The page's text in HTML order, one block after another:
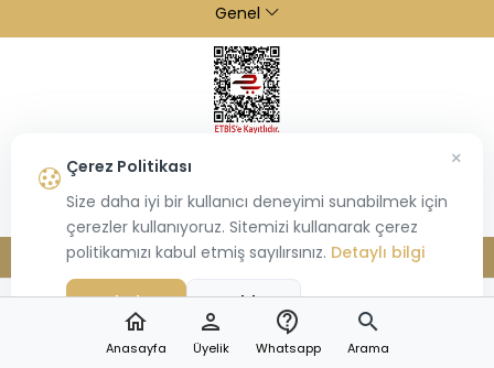
Genel
© 2026 Kiraz Altın- Tüm hakları saklıdır.
Bu site,Hiosis®tarafından geliştirilmişE-Ticaretpaketleri ile oluşturulmuştur.
home
Anasayfa
person
Üyelik
contact_support
Whatsapp
search
Arama
Çerez Politikası
Size daha iyi bir kullanıcı deneyimi sunabilmek için
çerezler kullanıyoruz. Sitemizi kullanarak çerez
politikamızı kabul etmiş sayılırsınız. Detaylı bilgi
Kabul Et Reddet
×